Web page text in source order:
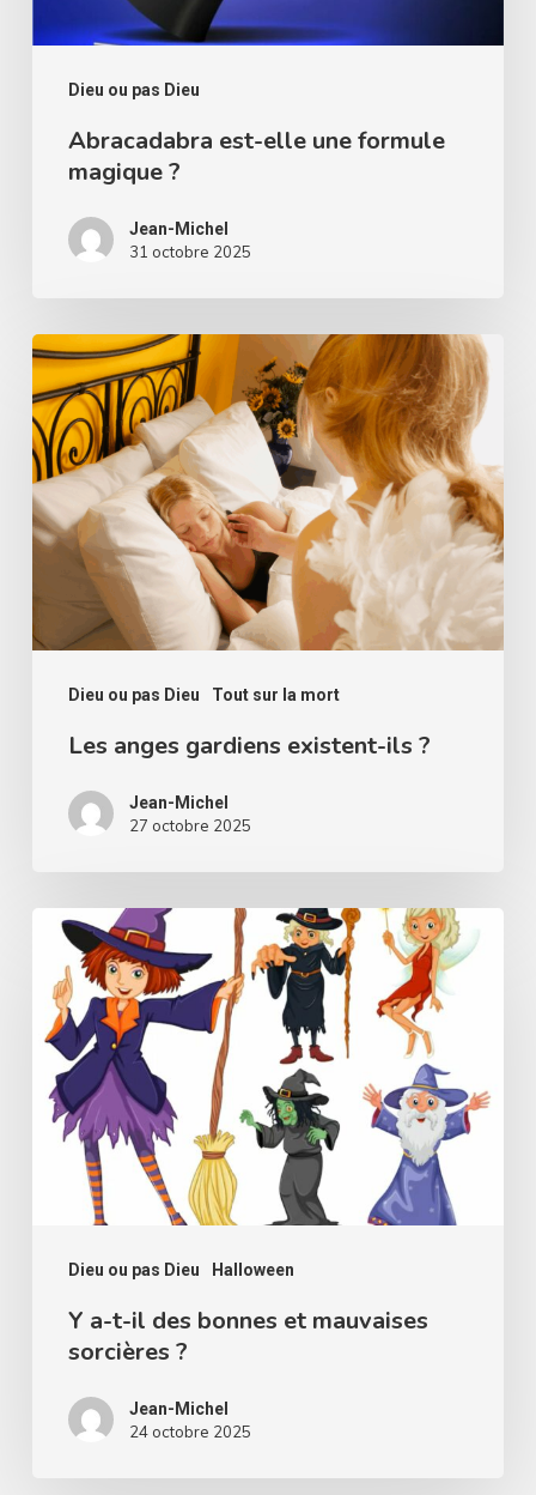
Dieu ou pas Dieu
Abracadabra est-elle une formule
magique ?
Jean-Michel
31 octobre 2025
Dieu ou pas Dieu Tout sur la mort
Les
anges
gardiens
existent-
ils
?
Les anges gardiens existent-ils ?
Jean-Michel
27 octobre 2025
Dieu ou pas Dieu Halloween
des
bonnes
mauvaises
sorcières
Y a-t-il des bonnes et mauvaises
sorcières ?
Jean-Michel
24 octobre 2025